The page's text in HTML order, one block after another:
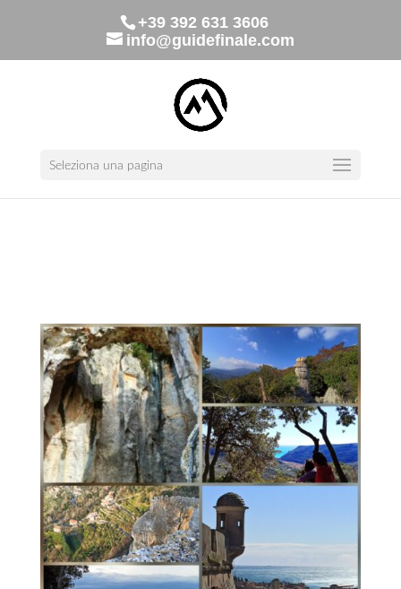
+39 392 631 3606
info@guidefinale.com
Seleziona una pagina